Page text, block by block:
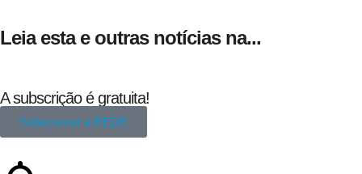
Leia esta e outras notícias na...
A subscrição é gratuita!
Subscrever a REDE